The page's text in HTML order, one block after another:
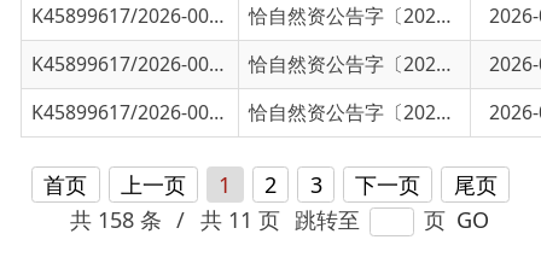
首页 上一页 1 3 下一页 尾页
共 158 条 / 共 11 页 跳转至 页 GO
主办：新疆乌恰县人民政府办公室承办：新疆乌恰县政务服务
地 址：新疆克州乌恰县光明路1号 联系电话：0908-4621030